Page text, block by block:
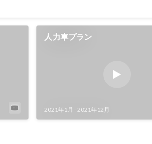
人力車プラン
2021年1月 -2021年12月